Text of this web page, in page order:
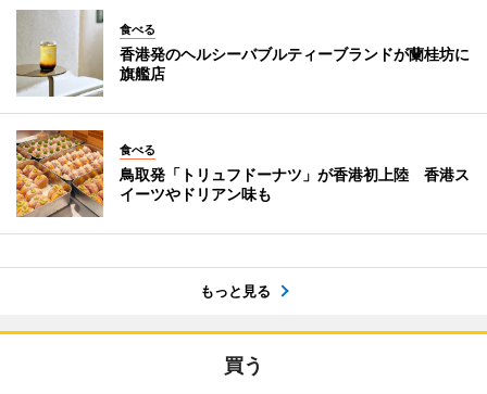
食べる
香港発のヘルシーバブルティーブランドが蘭桂坊に
旗艦店
食べる
鳥取発「トリュフドーナツ」が香港初上陸 香港ス
イーツやドリアン味も
もっと見る
買う